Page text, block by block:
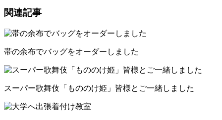
関連記事
帯の余布でバッグをオーダーしました
スーパー歌舞伎「もののけ姫」皆様とご一緒しました